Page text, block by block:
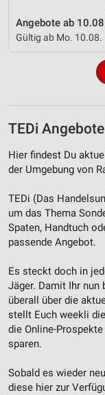
Angebote ab
Gültig ab Mo. 10.08.
TEDi
Hier findest Du
der Umgebung von
TEDi (Das
um das Thema
Spaten, Handtuch
passende Angebot.
Es steckt doch in
Jäger. Damit Ihr nun
überall über die
stellt Euch weekli
die Online-
sparen.
Sobald es wieder
diese hier zur
Nicht-IAB-
Notwendig